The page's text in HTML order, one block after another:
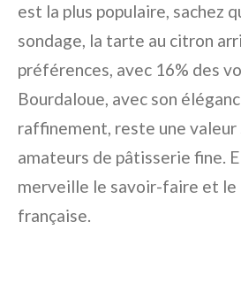
est la plus populaire, sachez
sondage, la tarte au citron
préférences, avec 16% des
Bourdaloue, avec son
raffinement, reste une valeur
amateurs de pâtisserie fine.
merveille le savoir-faire et le
française.